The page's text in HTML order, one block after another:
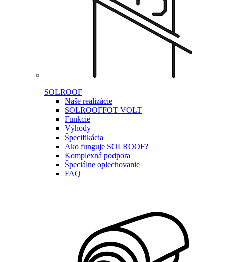
SOLROOF
Naše realizácie
SOLROOFFOT VOLT
Funkcie
Výhody
Špecifikácia
Ako funguje SOLROOF?
Komplexná podpora
Špeciálne oplechovanie
FAQ